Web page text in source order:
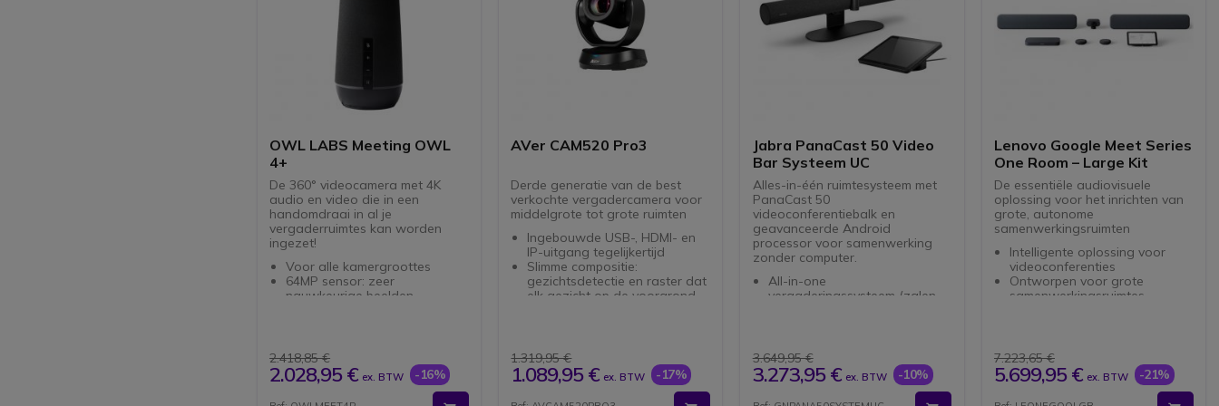
OWL LABS Meeting OWL
4+
De 360° videocamera met 4K
audio en video die in een
handomdraai in al je
vergaderruimtes kan worden
ingezet!
Voor alle kamergroottes
64MP sensor: zeer
nauwkeurige beelden
met 5,5 m bereik
Ethernet- of WiFi-verbinding
voor bedrijven
2.418,85 €
2.028,95 € ex. BTW -16%
AVer CAM520 Pro3
Derde generatie van de best
verkochte vergadercamera voor
middelgrote tot grote ruimten
Ingebouwde USB-, HDMI- en
IP-uitgang tegelijkertijd
Slimme compositie:
gezichtsdetectie en raster dat
elk gezicht op de voorgrond
36x zoom voor
ongeëvenaarde details
Geavanceerd AVer
1.319,95 €
1.089,95 € ex. BTW -17%
Jabra PanaCast 50 Video
Bar Systeem UC
Alles-in-één ruimtesysteem met
PanaCast 50
videoconferentiebalk en
geavanceerde Android
processor voor samenwerking
zonder computer.
All-in-one
vergaderingssysteem (zalen
Drievoudige PTZ-sensor met
4K resolutie
Breed gezichtsveld van 180°
8 microfoons beamforming + 4
3.649,95 €
3.273,95 € ex. BTW -10%
Lenovo Google Meet Series
One Room – Large Kit
De essentiële audiovisuele
oplossing voor het inrichten van
grote, autonome
samenwerkingsruimten
Intelligente oplossing voor
videoconferenties
Ontworpen voor grote
samenwerkingsruimtes
verbindt alle apparatuur
XL videoconferentiecamera
met 20,3MP sensor
Full HD 1080px resolutie met
7.223,65 €
5.699,95 € ex. BTW -21%